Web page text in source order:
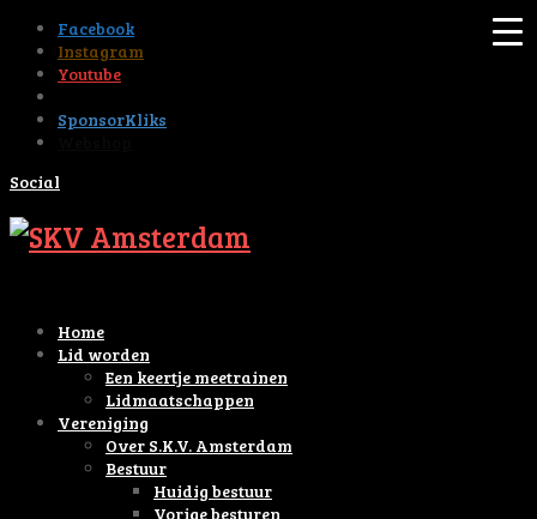
Facebook
Instagram
Youtube
SponsorKliks
Social
Home
Lid worden
Een keertje meetrainen
Lidmaatschappen
Vereniging
Over S.K.V. Amsterdam
Bestuur
Huidig bestuur
Vorige besturen